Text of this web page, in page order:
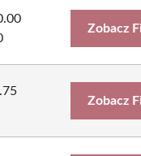
Zobacz
Zobacz